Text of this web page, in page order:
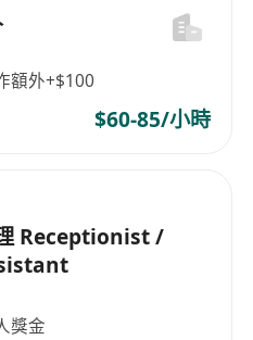
額外+$100
$60-85/小時
Receptionist /
獎金